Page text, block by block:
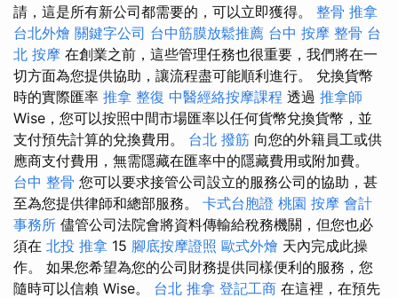
請，這是所有新公司都需要的，可以立即獲得。 整骨 推拿
台北外燴 關鍵字公司 台中筋膜放鬆推薦 台中 按摩 整骨 台
北 按摩 在創業之前，這些管理任務也很重要，我們將在一
切方面為您提供協助，讓流程盡可能順利進行。 兌換貨幣
時的實際匯率 推拿 整復 中醫經絡按摩課程 透過 推拿師
Wise，您可以按照中間市場匯率以任何貨幣兌換貨幣，並
支付預先計算的兌換費用。 台北 撥筋 向您的外籍員工或供
應商支付費用，無需隱藏在匯率中的隱藏費用或附加費。
台中 整骨 您可以要求接管公司設立的服務公司的協助，甚
至為您提供律師和總部服務。 卡式台胞證 桃園 按摩 會計
事務所 儘管公司法院會將資料傳輸給稅務機關，但您也必
須在 北投 推拿 15 腳底按摩證照 歐式外燴 天內完成此操
作。 如果您希望為您的公司財務提供同樣便利的服務，您
隨時可以信賴 Wise。 台北 推拿 登記工商 在這裡，在預先